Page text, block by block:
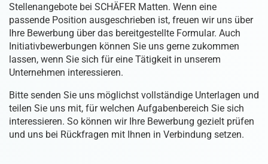
Stellenangebote bei SCHÄFER Matten. Wenn eine
passende Position ausgeschrieben ist, freuen wir uns über
Ihre Bewerbung über das bereitgestellte Formular. Auch
Initiativbewerbungen können Sie uns gerne zukommen
lassen, wenn Sie sich für eine Tätigkeit in unserem
Unternehmen interessieren.
Bitte senden Sie uns möglichst vollständige Unterlagen und
teilen Sie uns mit, für welchen Aufgabenbereich Sie sich
interessieren. So können wir Ihre Bewerbung gezielt prüfen
und uns bei Rückfragen mit Ihnen in Verbindung setzen.